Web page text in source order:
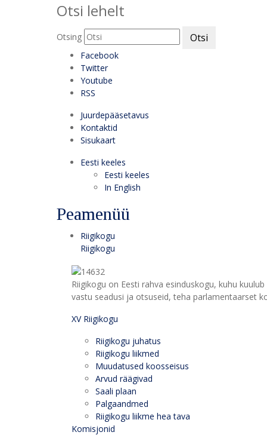
Otsi lehelt
Otsing Otsi
Facebook
Twitter
Youtube
RSS
Juurdepääsetavus
Kontaktid
Sisukaart
Eesti keeles
Eesti keeles
In English
Peamenüü
Riigikogu
Riigikogu
Riigikogu on Eesti rahva esinduskogu, kuhu
vastu seadusi ja otsuseid, teha parlamentaarset
XV Riigikogu
Riigikogu juhatus
Riigikogu liikmed
Muudatused koosseisus
Arvud räägivad
Saali plaan
Palgaandmed
Riigikogu liikme hea tava
Komisjonid